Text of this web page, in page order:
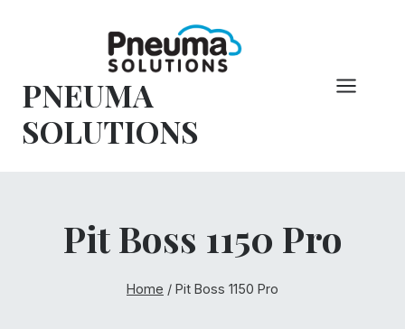
PNEUMA
SOLUTIONS
Pit Boss 1150 Pro
Home / Pit Boss 1150 Pro